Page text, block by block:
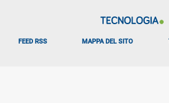
FEED RSS MAPPA DEL SITO